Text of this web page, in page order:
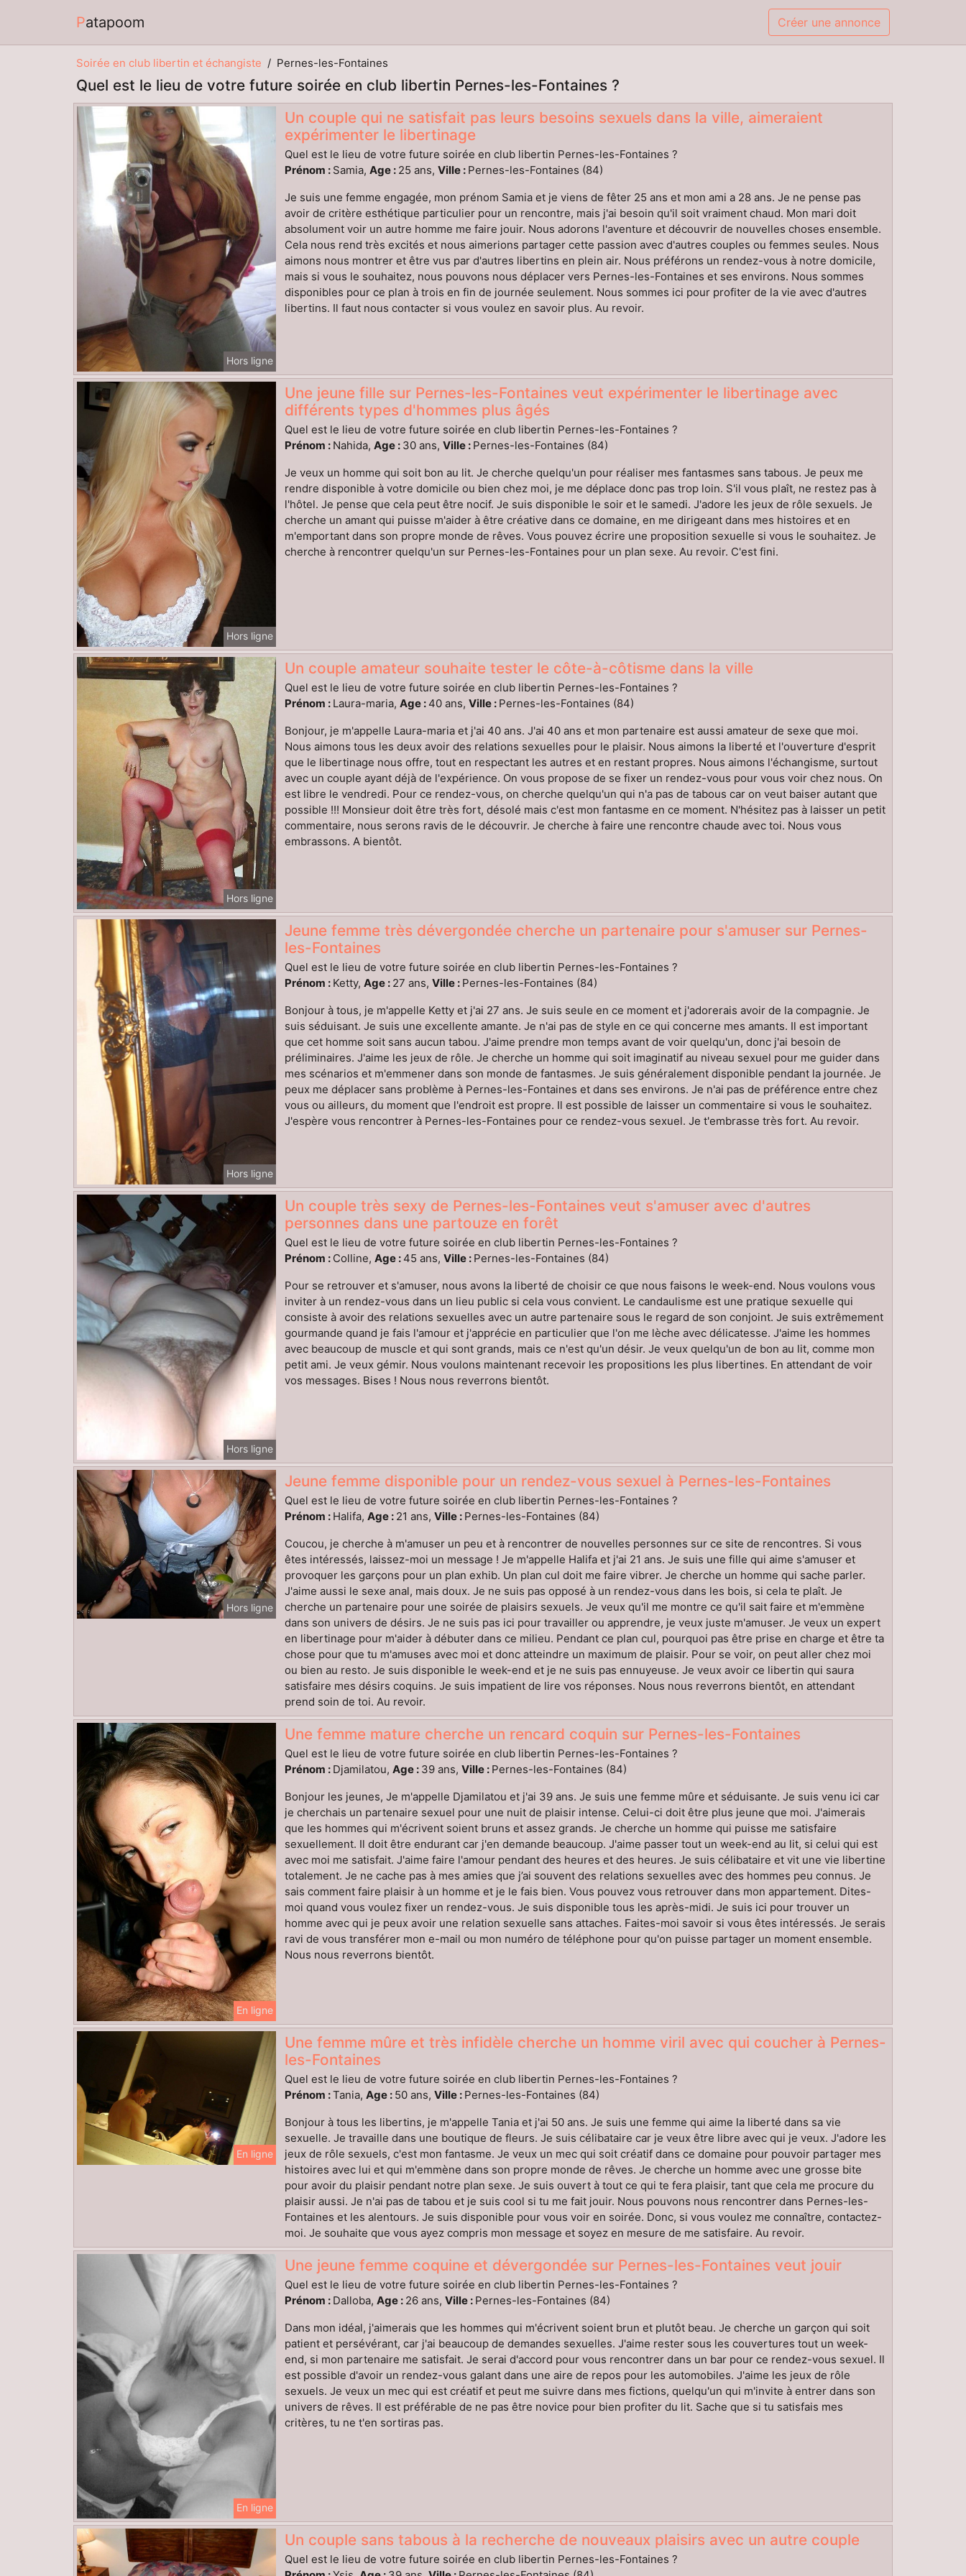
Patapoom Créer une annonce
Soirée en club libertin et échangiste Pernes-les-Fontaines
Quel est le lieu de votre future soirée en club libertin Pernes-les-Fontaines ?
Hors ligne
Un couple qui ne satisfait pas leurs besoins sexuels dans la ville, aimeraient
expérimenter le libertinage
Quel est le lieu de votre future soirée en club libertin Pernes-les-Fontaines ?
Prénom : Samia, Age : 25 ans, Ville : Pernes-les-Fontaines (84)
Je suis une femme engagée, mon prénom Samia et je viens de fêter 25 ans et mon ami a 28 ans. Je ne pense pas
avoir de critère esthétique particulier pour un rencontre, mais j'ai besoin qu'il soit vraiment chaud. Mon mari doit
absolument voir un autre homme me faire jouir. Nous adorons l'aventure et découvrir de nouvelles choses ensemble.
Cela nous rend très excités et nous aimerions partager cette passion avec d'autres couples ou femmes seules. Nous
aimons nous montrer et être vus par d'autres libertins en plein air. Nous préférons un rendez-vous à notre domicile,
mais si vous le souhaitez, nous pouvons nous déplacer vers Pernes-les-Fontaines et ses environs. Nous sommes
disponibles pour ce plan à trois en fin de journée seulement. Nous sommes ici pour profiter de la vie avec d'autres
libertins. Il faut nous contacter si vous voulez en savoir plus. Au revoir.
Hors ligne
Une jeune fille sur Pernes-les-Fontaines veut expérimenter le libertinage avec
différents types d'hommes plus âgés
Quel est le lieu de votre future soirée en club libertin Pernes-les-Fontaines ?
Prénom : Nahida, Age : 30 ans, Ville : Pernes-les-Fontaines (84)
Je veux un homme qui soit bon au lit. Je cherche quelqu'un pour réaliser mes fantasmes sans tabous. Je peux me
rendre disponible à votre domicile ou bien chez moi, je me déplace donc pas trop loin. S'il vous plaît, ne restez pas à
l'hôtel. Je pense que cela peut être nocif. Je suis disponible le soir et le samedi. J'adore les jeux de rôle sexuels. Je
cherche un amant qui puisse m'aider à être créative dans ce domaine, en me dirigeant dans mes histoires et en
m'emportant dans son propre monde de rêves. Vous pouvez écrire une proposition sexuelle si vous le souhaitez. Je
cherche à rencontrer quelqu'un sur Pernes-les-Fontaines pour un plan sexe. Au revoir. C'est fini.
Hors ligne
Un couple amateur souhaite tester le côte-à-côtisme dans la ville
Quel est le lieu de votre future soirée en club libertin Pernes-les-Fontaines ?
Prénom : Laura-maria, Age : 40 ans, Ville : Pernes-les-Fontaines (84)
Bonjour, je m'appelle Laura-maria et j'ai 40 ans. J'ai 40 ans et mon partenaire est aussi amateur de sexe que moi.
Nous aimons tous les deux avoir des relations sexuelles pour le plaisir. Nous aimons la liberté et l'ouverture d'esprit
que le libertinage nous offre, tout en respectant les autres et en restant propres. Nous aimons l'échangisme, surtout
avec un couple ayant déjà de l'expérience. On vous propose de se fixer un rendez-vous pour vous voir chez nous. On
est libre le vendredi. Pour ce rendez-vous, on cherche quelqu'un qui n'a pas de tabous car on veut baiser autant que
possible !!! Monsieur doit être très fort, désolé mais c'est mon fantasme en ce moment. N'hésitez pas à laisser un petit
commentaire, nous serons ravis de le découvrir. Je cherche à faire une rencontre chaude avec toi. Nous vous
embrassons. A bientôt.
Hors ligne
Jeune femme très dévergondée cherche un partenaire pour s'amuser sur Pernes-
les-Fontaines
Quel est le lieu de votre future soirée en club libertin Pernes-les-Fontaines ?
Prénom : Ketty, Age : 27 ans, Ville : Pernes-les-Fontaines (84)
Bonjour à tous, je m'appelle Ketty et j'ai 27 ans. Je suis seule en ce moment et j'adorerais avoir de la compagnie. Je
suis séduisant. Je suis une excellente amante. Je n'ai pas de style en ce qui concerne mes amants. Il est important
que cet homme soit sans aucun tabou. J'aime prendre mon temps avant de voir quelqu'un, donc j'ai besoin de
préliminaires. J'aime les jeux de rôle. Je cherche un homme qui soit imaginatif au niveau sexuel pour me guider dans
mes scénarios et m'emmener dans son monde de fantasmes. Je suis généralement disponible pendant la journée. Je
peux me déplacer sans problème à Pernes-les-Fontaines et dans ses environs. Je n'ai pas de préférence entre chez
vous ou ailleurs, du moment que l'endroit est propre. Il est possible de laisser un commentaire si vous le souhaitez.
J'espère vous rencontrer à Pernes-les-Fontaines pour ce rendez-vous sexuel. Je t'embrasse très fort. Au revoir.
Hors ligne
Un couple très sexy de Pernes-les-Fontaines veut s'amuser avec d'autres
personnes dans une partouze en forêt
Quel est le lieu de votre future soirée en club libertin Pernes-les-Fontaines ?
Prénom : Colline, Age : 45 ans, Ville : Pernes-les-Fontaines (84)
Pour se retrouver et s'amuser, nous avons la liberté de choisir ce que nous faisons le week-end. Nous voulons vous
inviter à un rendez-vous dans un lieu public si cela vous convient. Le candaulisme est une pratique sexuelle qui
consiste à avoir des relations sexuelles avec un autre partenaire sous le regard de son conjoint. Je suis extrêmement
gourmande quand je fais l'amour et j'apprécie en particulier que l'on me lèche avec délicatesse. J'aime les hommes
avec beaucoup de muscle et qui sont grands, mais ce n'est qu'un désir. Je veux quelqu'un de bon au lit, comme mon
petit ami. Je veux gémir. Nous voulons maintenant recevoir les propositions les plus libertines. En attendant de voir
vos messages. Bises ! Nous nous reverrons bientôt.
Hors ligne
Jeune femme disponible pour un rendez-vous sexuel à Pernes-les-Fontaines
Quel est le lieu de votre future soirée en club libertin Pernes-les-Fontaines ?
Prénom : Halifa, Age : 21 ans, Ville : Pernes-les-Fontaines (84)
Coucou, je cherche à m'amuser un peu et à rencontrer de nouvelles personnes sur ce site de rencontres. Si vous
êtes intéressés, laissez-moi un message ! Je m'appelle Halifa et j'ai 21 ans. Je suis une fille qui aime s'amuser et
provoquer les garçons pour un plan exhib. Un plan cul doit me faire vibrer. Je cherche un homme qui sache parler.
J'aime aussi le sexe anal, mais doux. Je ne suis pas opposé à un rendez-vous dans les bois, si cela te plaît. Je
cherche un partenaire pour une soirée de plaisirs sexuels. Je veux qu'il me montre ce qu'il sait faire et m'emmène
dans son univers de désirs. Je ne suis pas ici pour travailler ou apprendre, je veux juste m'amuser. Je veux un expert
en libertinage pour m'aider à débuter dans ce milieu. Pendant ce plan cul, pourquoi pas être prise en charge et être ta
chose pour que tu m'amuses avec moi et donc atteindre un maximum de plaisir. Pour se voir, on peut aller chez moi
ou bien au resto. Je suis disponible le week-end et je ne suis pas ennuyeuse. Je veux avoir ce libertin qui saura
satisfaire mes désirs coquins. Je suis impatient de lire vos réponses. Nous nous reverrons bientôt, en attendant
prend soin de toi. Au revoir.
En ligne
Une femme mature cherche un rencard coquin sur Pernes-les-Fontaines
Quel est le lieu de votre future soirée en club libertin Pernes-les-Fontaines ?
Prénom : Djamilatou, Age : 39 ans, Ville : Pernes-les-Fontaines (84)
Bonjour les jeunes, Je m'appelle Djamilatou et j'ai 39 ans. Je suis une femme mûre et séduisante. Je suis venu ici car
je cherchais un partenaire sexuel pour une nuit de plaisir intense. Celui-ci doit être plus jeune que moi. J'aimerais
que les hommes qui m'écrivent soient bruns et assez grands. Je cherche un homme qui puisse me satisfaire
sexuellement. Il doit être endurant car j'en demande beaucoup. J'aime passer tout un week-end au lit, si celui qui est
avec moi me satisfait. J'aime faire l'amour pendant des heures et des heures. Je suis célibataire et vit une vie libertine
totalement. Je ne cache pas à mes amies que j’ai souvent des relations sexuelles avec des hommes peu connus. Je
sais comment faire plaisir à un homme et je le fais bien. Vous pouvez vous retrouver dans mon appartement. Dites-
moi quand vous voulez fixer un rendez-vous. Je suis disponible tous les après-midi. Je suis ici pour trouver un
homme avec qui je peux avoir une relation sexuelle sans attaches. Faites-moi savoir si vous êtes intéressés. Je serais
ravi de vous transférer mon e-mail ou mon numéro de téléphone pour qu'on puisse partager un moment ensemble.
Nous nous reverrons bientôt.
En ligne
Une femme mûre et très infidèle cherche un homme viril avec qui coucher à Pernes-
les-Fontaines
Quel est le lieu de votre future soirée en club libertin Pernes-les-Fontaines ?
Prénom :Tania, Age : 50 ans, Ville : Pernes-les-Fontaines (84)
Bonjour à tous les libertins, je m'appelle Tania et j'ai 50 ans. Je suis une femme qui aime la liberté dans sa vie
sexuelle. Je travaille dans une boutique de fleurs. Je suis célibataire car je veux être libre avec qui je veux. J'adore les
jeux de rôle sexuels, c'est mon fantasme. Je veux un mec qui soit créatif dans ce domaine pour pouvoir partager mes
histoires avec lui et qui m'emmène dans son propre monde de rêves. Je cherche un homme avec une grosse bite
pour avoir du plaisir pendant notre plan sexe. Je suis ouvert à tout ce qui te fera plaisir, tant que cela me procure du
plaisir aussi. Je n'ai pas de tabou et je suis cool si tu me fait jouir. Nous pouvons nous rencontrer dans Pernes-les-
Fontaines et les alentours. Je suis disponible pour vous voir en soirée. Donc, si vous voulez me connaître, contactez-
moi. Je souhaite que vous ayez compris mon message et soyez en mesure de me satisfaire. Au revoir.
En ligne
Une jeune femme coquine et dévergondée sur Pernes-les-Fontaines veut jouir
Quel est le lieu de votre future soirée en club libertin Pernes-les-Fontaines ?
Prénom : Dalloba, Age : 26 ans, Ville : Pernes-les-Fontaines (84)
Dans mon idéal, j'aimerais que les hommes qui m'écrivent soient brun et plutôt beau. Je cherche un garçon qui soit
patient et persévérant, car j'ai beaucoup de demandes sexuelles. J'aime rester sous les couvertures tout un week-
end, si mon partenaire me satisfait. Je serai d'accord pour vous rencontrer dans un bar pour ce rendez-vous sexuel. Il
est possible d'avoir un rendez-vous galant dans une aire de repos pour les automobiles. J'aime les jeux de rôle
sexuels. Je veux un mec qui est créatif et peut me suivre dans mes fictions, quelqu'un qui m'invite à entrer dans son
univers de rêves. Il est préférable de ne pas être novice pour bien profiter du lit. Sache que si tu satisfais mes
critères, tu ne t'en sortiras pas.
Un couple sans tabous à la recherche de nouveaux plaisirs avec un autre couple
Quel est le lieu de votre future soirée en club libertin Pernes-les-Fontaines ?